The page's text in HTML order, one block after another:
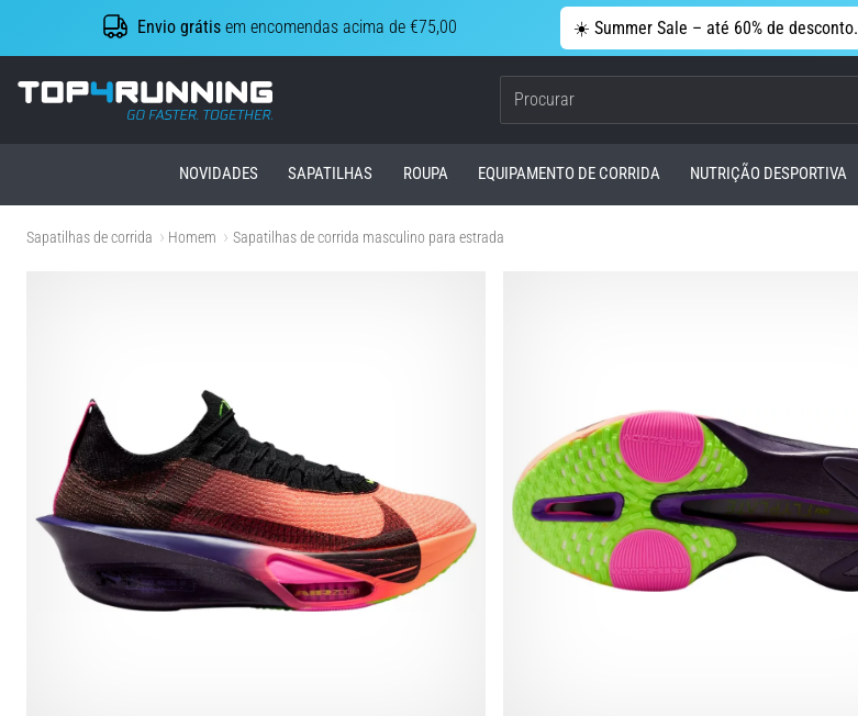
Envio grátis em encomendas acima de €75,00 ☀️ Summer Sale – até 60% de desconto.
Top4Running.pt
NOVIDADES SAPATILHAS ROUPA EQUIPAMENTO DE CORRIDA NUTRIÇÃO DESPORTIVA
Sapatilhas de corrida Homem Sapatilhas de corrida masculino para estrada